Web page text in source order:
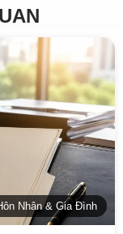
Nhân & Gia Đình